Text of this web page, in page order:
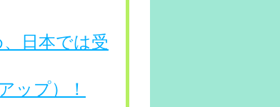
日本では受
ップ）！